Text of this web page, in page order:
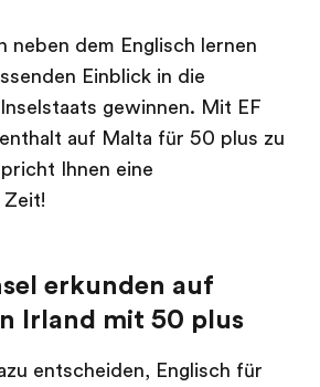
neben dem Englisch lernen
Einblick in die
gewinnen. Mit EF
auf Malta für 50 plus zu
Ihnen eine
Zeit!
erkunden auf
Irland mit 50 plus
entscheiden, Englisch für